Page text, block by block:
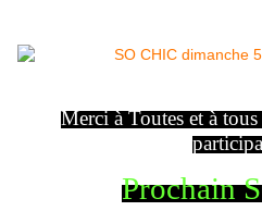
Merci à Toutes et à
Prochain